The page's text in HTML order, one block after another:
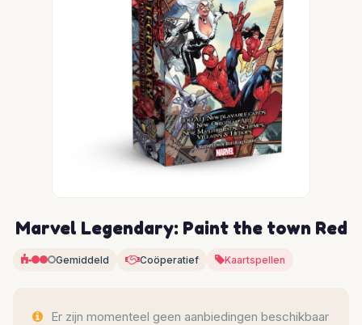
Marvel Legendary: Paint the town Red
Gemiddeld Coöperatief Kaartspellen
Er zijn momenteel geen aanbiedingen beschikbaar